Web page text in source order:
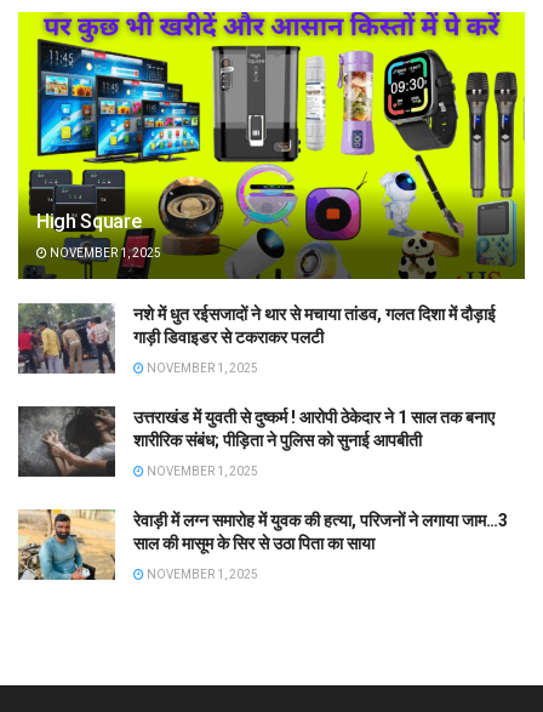
High Square
NOVEMBER 1, 2025
नशे में धुत रईसजादों ने थार से मचाया तांडव, गलत दिशा में दौड़ाई
गाड़ी डिवाइडर से टकराकर पलटी
NOVEMBER 1, 2025
उत्तराखंड में युवती से दुष्कर्म ! आरोपी ठेकेदार ने 1 साल तक बनाए
शारीरिक संबंध; पीड़िता ने पुलिस को सुनाई आपबीती
NOVEMBER 1, 2025
रेवाड़ी में लग्न समारोह में युवक की हत्या, परिजनों ने लगाया जाम…3
साल की मासूम के सिर से उठा पिता का साया
NOVEMBER 1, 2025